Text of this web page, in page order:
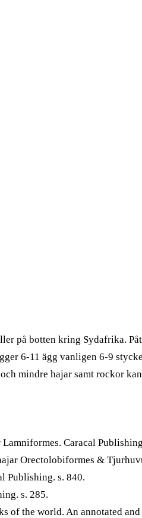
på botten kring Sydafrika.
6-11 ägg vanligen 6-9
mindre hajar samt rockor
Caracal
Orectolobiformes &
Publishing. s. 840.
s. 285.
of the world. An annotated